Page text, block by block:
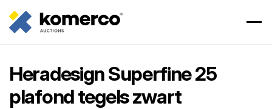
Heradesign Superfine 25
plafond tegels zwart